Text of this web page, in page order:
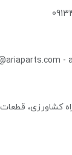
-
کشاورزی،